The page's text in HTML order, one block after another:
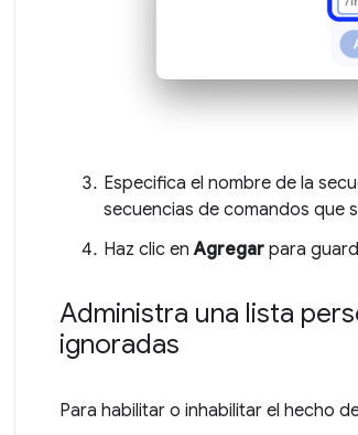
Especifica el nombre de la
secuencias de comandos que
Haz clic enAgregar para
Administra una lista
ignoradas
Para habilitar o inhabilitar el hecho